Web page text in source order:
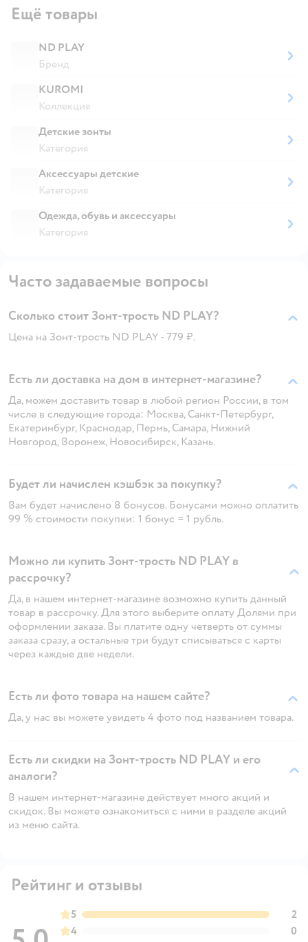
Ещё товары
ND PLAY
Бренд
KUROMI
Коллекция
Детские зонты
Категория
Аксессуары детские
Категория
Одежда, обувь и аксессуары
Категория
Часто задаваемые вопросы
Сколько стоит Зонт-трость ND PLAY?
Цена на Зонт-трость ND PLAY - 779 ₽.
Есть ли доставка на дом в интернет-магазине?
Да, можем доставить товар в любой регион России, в том
числе в следующие города: Москва, Санкт-Петербург,
Екатеринбург, Краснодар, Пермь, Самара, Нижний
Новгород, Воронеж, Новосибирск, Казань.
Будет ли начислен кэшбэк за покупку?
Вам будет начислено 8 бонусов. Бонусами можно оплатить
99 % стоимости покупки: 1 бонус = 1 рубль.
Можно ли купить Зонт-трость ND PLAY в
рассрочку?
Да, в нашем интернет-магазине возможно купить данный
товар в рассрочку. Для этого выберите оплату Долями при
оформлении заказа. Вы платите одну четверть от суммы
заказа сразу, а остальные три будут списываться с карты
через каждые две недели.
Есть ли фото товара на нашем сайте?
Да, у нас вы можете увидеть 4 фото под названием товара.
Есть ли скидки на Зонт-трость ND PLAY и его
аналоги?
В нашем интернет-магазине действует много акций и
скидок. Вы можете ознакомиться с ними в разделе акций
из меню сайта.
Рейтинг и отзывы
5
2
4
0